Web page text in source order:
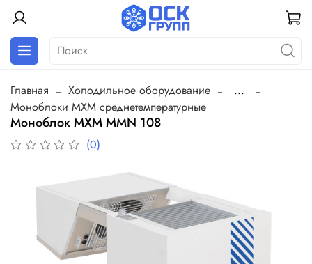
Главная Холодильное оборудование
...
Моноблоки МХМ среднетемпературные
Моноблок МХМ MMN 108
(0)